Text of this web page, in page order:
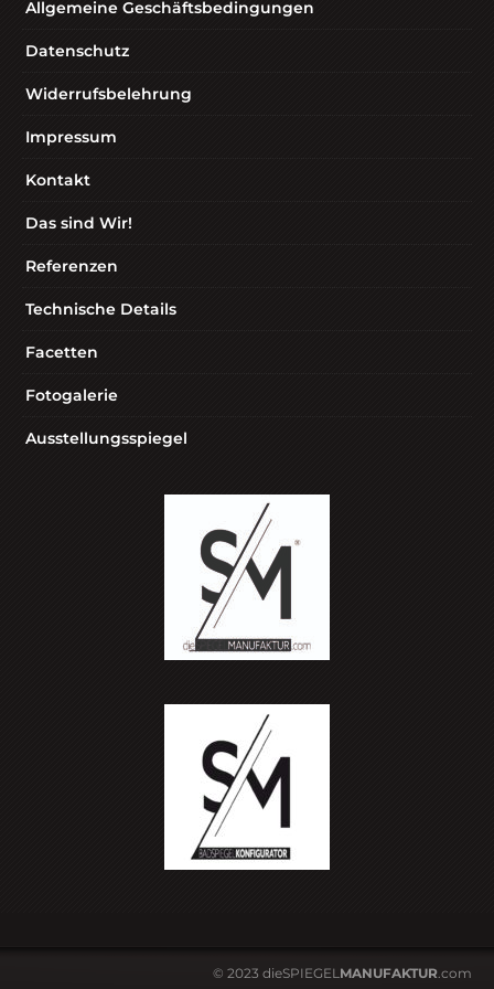
Allgemeine Geschäftsbedingungen
Datenschutz
Widerrufsbelehrung
Impressum
Kontakt
Das sind Wir!
Referenzen
Technische Details
Facetten
Fotogalerie
Ausstellungsspiegel
© 2023 dieSPIEGELMANUFAKTUR.com